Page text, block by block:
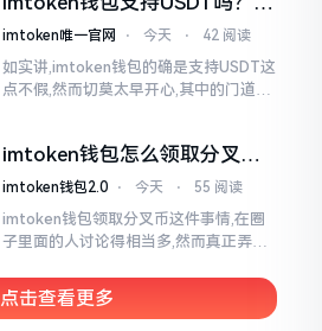
账提现全攻略
imtoken唯一官网 ⋅ 今天 ⋅ 42 阅读
如实讲,imtoken钱包的确是支持USDT这
点不假,然而切莫太早开心,其中的门道是
费高得主子心疼
imtoken钱包怎么领取分叉
币？老手教你避坑
imtoken钱包2.0 ⋅ 今天 ⋅ 55 阅读
imtoken钱包领取分叉币这件事情,在圈
子里面的人讨论得相当多,然而真正弄明
从原链fork出来的新的币种
点击查看更多